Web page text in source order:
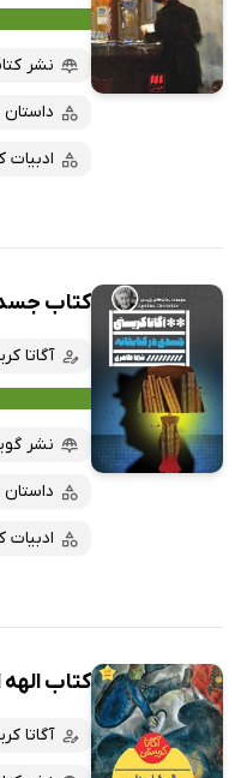
نشر
ادبیات
کتاب
آگاتا
نشر
ادبیات
کتاب الهه
آگاتا